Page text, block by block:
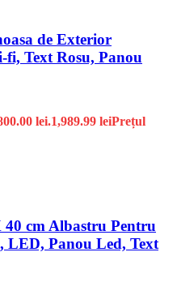
de Exterior
fi, Text Rosu, Panou
lei.1,989.99 leiPrețul
cm Albastru Pentru
LED, Panou Led, Text